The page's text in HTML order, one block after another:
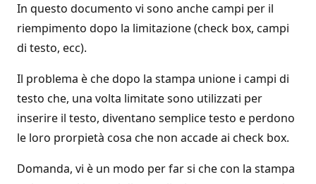
In questo documento vi sono anche campi per il
riempimento dopo la limitazione (check box, campi
di testo, ecc).
Il problema è che dopo la stampa unione i campi di
testo che, una volta limitate sono utilizzati per
inserire il testo, diventano semplice testo e perdono
le loro prorpietà cosa che non accade ai check box.
Domanda, vi è un modo per far si che con la stampa